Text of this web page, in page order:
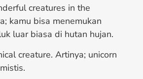
creatures in the
kamu bisa menemukan
luar biasa di hutan hujan.
creature. Artinya; unicorn